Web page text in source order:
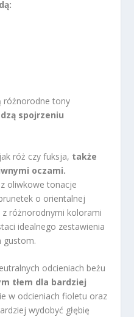
różnorodne tony
spojrzeniu
róż czy fuksja, także
oczami.
oliwkowe tonacje
o orientalnej
różnorodnymi kolorami
idealnego zestawienia
gustom.
odcieniach beżu
tłem dla bardziej
w odcieniach fioletu oraz
wydobyć głębię